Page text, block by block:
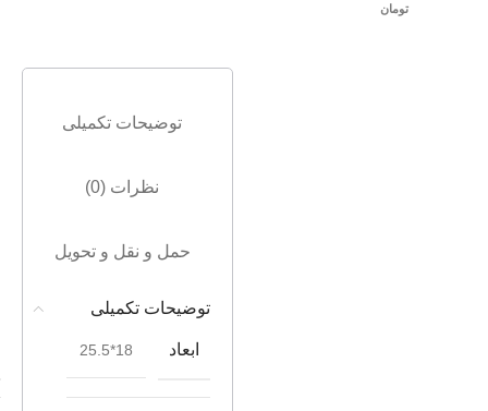
تومان
توضیحات تکمیلی
نظرات (0)
حمل و نقل و تحویل
توضیحات تکمیلی
ابعاد 18*25.5